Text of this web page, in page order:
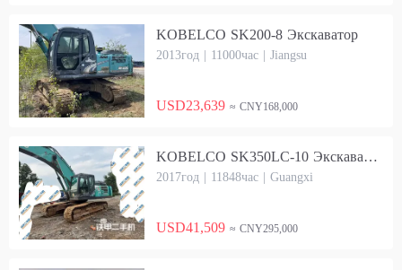
KOBELCO SK200-8 Экскаватор
2013год | 11000час | Jiangsu
USD23,639 ≈ CNY168,000
KOBELCO SK350LC-10 Экскаватор
2017год | 11848час | Guangxi
USD41,509 ≈ CNY295,000